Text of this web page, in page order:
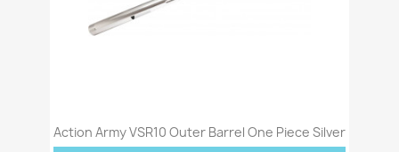
Action Army VSR10 Outer Barrel One Piece Silver